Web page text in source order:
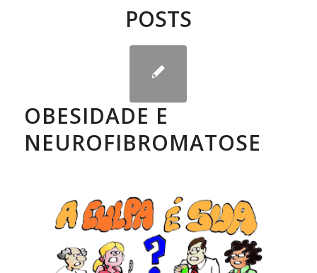
POSTS
OBESIDADE E
NEUROFIBROMATOSE